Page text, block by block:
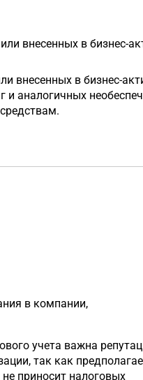
внесенных в бизнес-
внесенных в бизнес-
и аналогичных
в компании,
учета важна
так как
приносит налоговых